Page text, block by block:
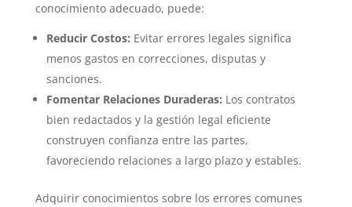
conocimiento adecuado, puede:
Reducir Costos: Evitar errores legales significa
menos gastos en correcciones, disputas y
sanciones.
Fomentar Relaciones Duraderas: Los contratos
bien redactados y la gestión legal eficiente
construyen confianza entre las partes,
favoreciendo relaciones a largo plazo y estables.
Adquirir conocimientos sobre los errores comunes